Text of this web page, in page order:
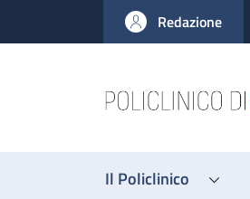
al contenuto principale
to footer content
Redazione
Il Policlinico